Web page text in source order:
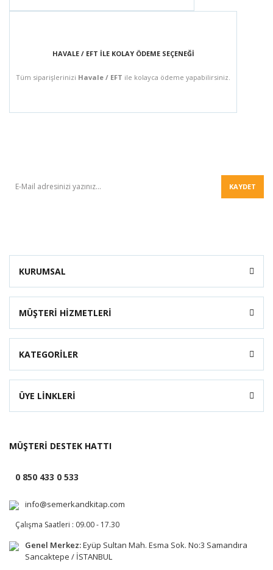
HAVALE / EFT İLE KOLAY ÖDEME SEÇENEĞİ
Tüm siparişlerinizi Havale / EFT ile kolayca ödeme yapabilirsiniz.
KAYDET
KURUMSAL
MÜŞTERİ HİZMETLERİ
KATEGORİLER
ÜYE LİNKLERİ
MÜŞTERİ DESTEK HATTI
0 850 433 0 533
info@semerkandkitap.com
Çalışma Saatleri : 09.00 - 17.30
Genel Merkez:Eyüp Sultan Mah. Esma Sok. No:3 Samandıra
Sancaktepe / İSTANBUL